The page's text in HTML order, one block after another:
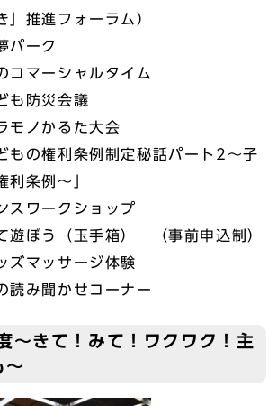
」推進フォーラム）
パーク
コマーシャルタイム
も防災会議
モノかるた大会
もの権利条例制定秘話パート2～子
利条例～」
スワークショップ
遊ぼう（玉手箱） （事前申込制）
ズマッサージ体験
読み聞かせコーナー
～きて！みて！ワクワク！主
～